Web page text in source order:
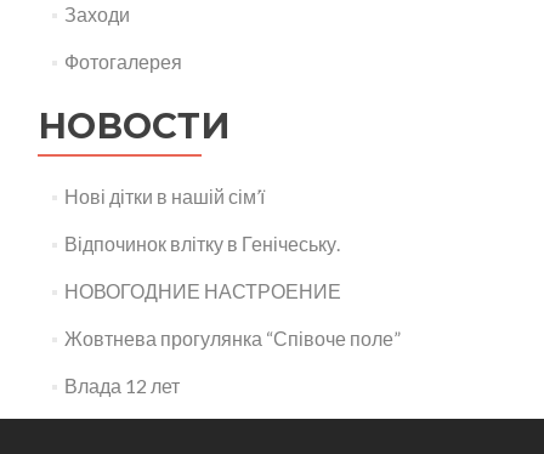
Заходи
Фотогалерея
НОВОСТИ
Нові дітки в нашій сім’ї
Відпочинок влітку в Генічеську.
НОВОГОДНИЕ НАСТРОЕНИЕ
Жовтнева прогулянка “Співоче поле”
Влада 12 лет